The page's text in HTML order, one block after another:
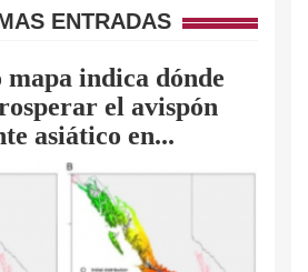
ENTRADAS
mapa indica dónde
el avispón
asiático en...